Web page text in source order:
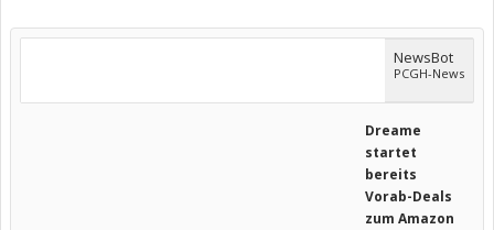
NewsBot
PCGH-News
Dreame
startet
bereits
Vorab-Deals
zum Amazon